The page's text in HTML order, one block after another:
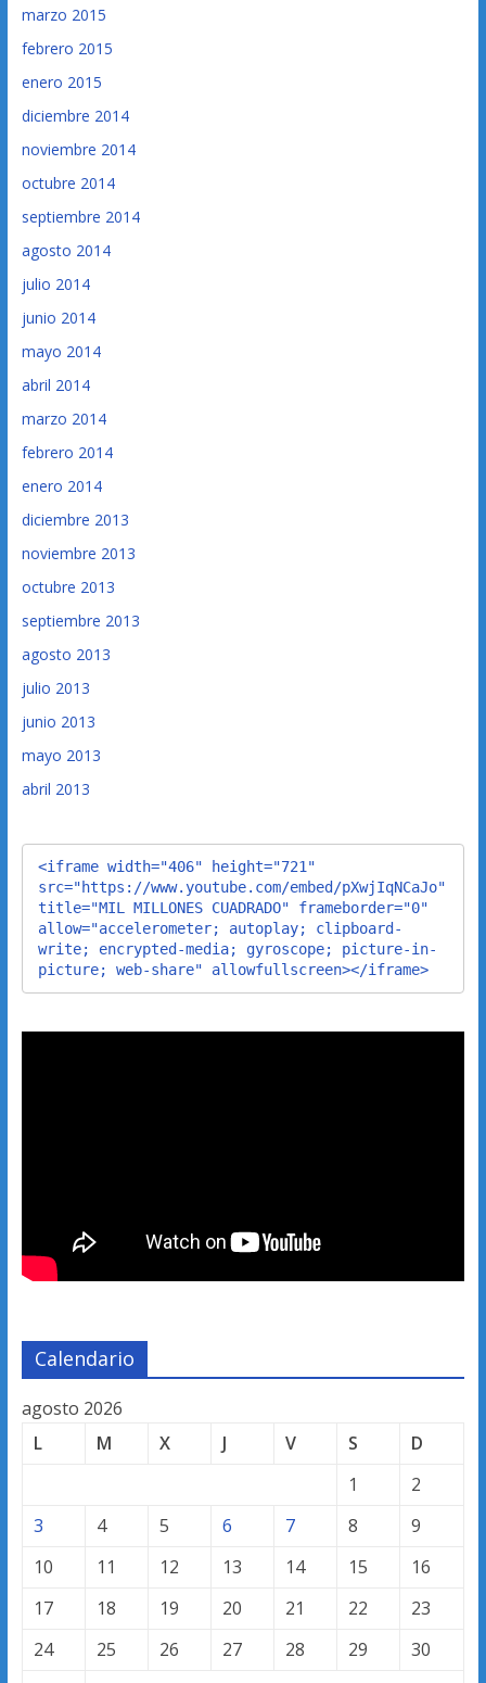
marzo 2015
febrero 2015
enero 2015
diciembre 2014
noviembre 2014
octubre 2014
septiembre 2014
agosto 2014
julio 2014
junio 2014
mayo 2014
abril 2014
marzo 2014
febrero 2014
enero 2014
diciembre 2013
noviembre 2013
octubre 2013
septiembre 2013
agosto 2013
julio 2013
junio 2013
mayo 2013
abril 2013
<iframe width="406" height="721"
src="https://www.youtube.com/embed/pXwjIqNCaJo"
title="MIL MILLONES CUADRADO" frameborder="0"
allow="accelerometer; autoplay; clipboard-
write; encrypted-media; gyroscope; picture-in-
picture; web-share" allowfullscreen></iframe>
Calendario
agosto 2026
L
M X J V S
D
1
2
3
4 5 6 7 8
9
10
11 12 13 14 15
16
17
18 19 20 21 22
23
24
25 26 27 28 29
30